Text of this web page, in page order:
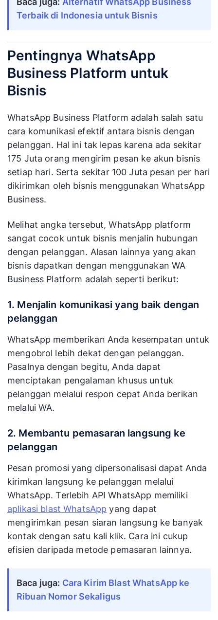
Terbaik di Indonesia untuk Bisnis
Pentingnya WhatsApp
Business Platform untuk
Bisnis
WhatsApp Business Platform adalah salah satu
cara komunikasi efektif antara bisnis dengan
pelanggan. Hal ini tak lepas karena ada sekitar
175 Juta orang mengirim pesan ke akun bisnis
setiap hari. Serta sekitar 100 Juta pesan per hari
dikirimkan oleh bisnis menggunakan WhatsApp
Business.
Melihat angka tersebut, WhatsApp platform
sangat cocok untuk bisnis menjalin hubungan
dengan pelanggan. Alasan lainnya yang akan
bisnis dapatkan dengan menggunakan WA
Business Platform adalah seperti berikut:
1. Menjalin komunikasi yang baik dengan
pelanggan
WhatsApp memberikan Anda kesempatan untuk
mengobrol lebih dekat dengan pelanggan.
Pasalnya dengan begitu, Anda dapat
menciptakan pengalaman khusus untuk
pelanggan melalui respon cepat Anda berikan
melalui WA.
2. Membantu pemasaran langsung ke
pelanggan
Pesan promosi yang dipersonalisasi dapat Anda
kirimkan langsung ke pelanggan melalui
WhatsApp. Terlebih API WhatsApp memiliki
aplikasi blast WhatsApp yang dapat
mengirimkan pesan siaran langsung ke banyak
kontak dengan satu kali klik. Cara ini cukup
efisien daripada metode pemasaran lainnya.
Baca juga: Cara Kirim Blast WhatsApp ke
Ribuan Nomor Sekaligus